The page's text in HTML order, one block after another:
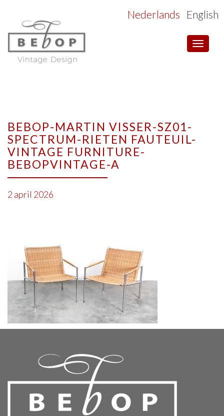
Toggle
Nederlands English
BEBOP-MARTIN VISSER-SZ01-
SPECTRUM-RIETEN FAUTEUIL-
VINTAGE FURNITURE-
BEBOPVINTAGE-A
2 april 2026